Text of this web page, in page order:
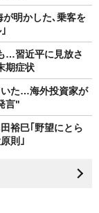
明かした､乗客を
…習近平に見放さ
期症状
いた…海外投資家が
言"
裕巳｢野望にとら
則｣